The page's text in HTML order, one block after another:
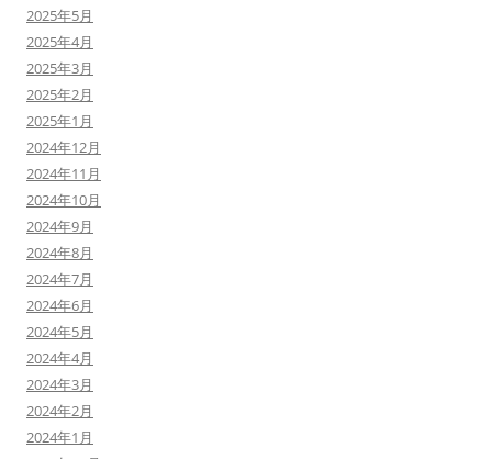
2025年5月
2025年4月
2025年3月
2025年2月
2025年1月
2024年12月
2024年11月
2024年10月
2024年9月
2024年8月
2024年7月
2024年6月
2024年5月
2024年4月
2024年3月
2024年2月
2024年1月